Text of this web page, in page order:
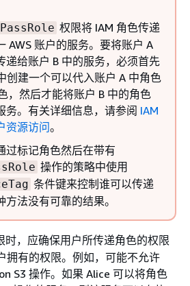
PassRole 权限将 IAM 角色传递
AWS 账户的服务。要将账户 A
递给账户 B 中的服务，必须首先
创建一个可以代入账户 A 中角色
，然后才能将账户 B 中的角色
务。有关详细信息，请参阅 IAM
资源访问。
过标记角色然后在带有
操作的策略中使用
条件键来控制谁可以传递
方法没有可靠的结果。
时，应确保用户所传递角色的权限
拥有的权限。例如，可能不允许
S3 操作。如果 Alice 可以将角色